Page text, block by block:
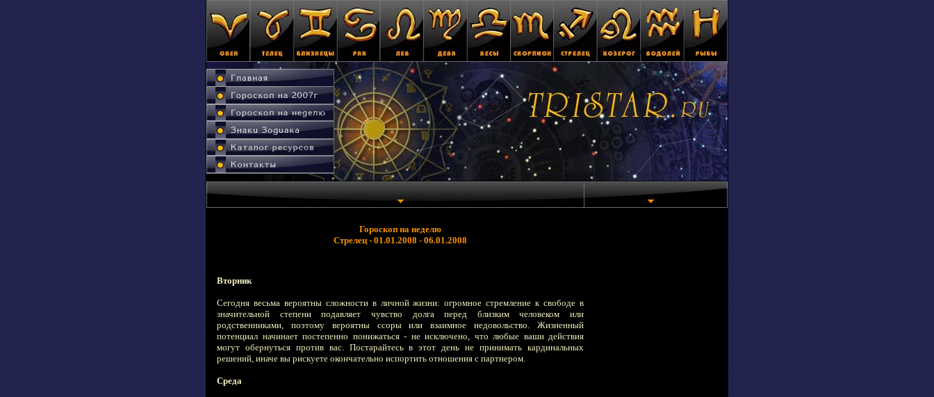
Гороскоп на неделю
Стрелец - 01.01.2008 - 06.01.2008
Вторник
Сегодня весьма вероятны сложности в личной жизни: огромное стремление к свободе в
значительной степени подавляет чувство долга перед близким человеком или
родственниками, поэтому вероятны ссоры или взаимное недовольство. Жизненный
потенциал начинает постепенно понижаться - не исключено, что любые ваши действия
могут обернуться против вас. Постарайтесь в этот день не принимать кардинальных
решений, иначе вы рискуете окончательно испортить отношения с партнером.
Среда